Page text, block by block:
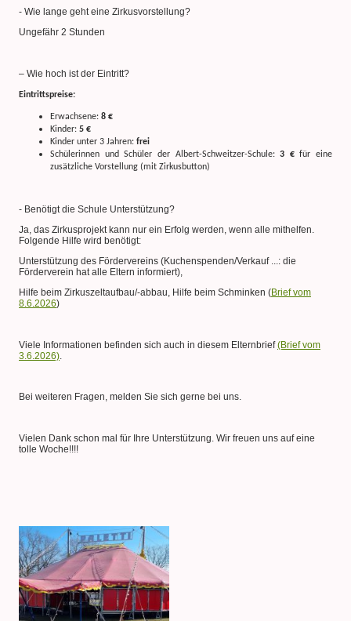
- Wie lange geht eine Zirkusvorstellung?
Ungefähr 2 Stunden
– Wie hoch ist der Eintritt?
Eintrittspreise:
Erwachsene: 8 €
Kinder: 5 €
Kinder unter 3 Jahren: frei
Schülerinnen und Schüler der Albert-Schweitzer-Schule:3 €für eine
zusätzliche Vorstellung (mit Zirkusbutton)
- Benötigt die Schule Unterstützung?
Ja, das Zirkusprojekt kann nur ein Erfolg werden, wenn alle mithelfen.
Folgende Hilfe wird benötigt:
Unterstützung des Fördervereins (Kuchenspenden/Verkauf ...: die
Förderverein hat alle Eltern informiert),
Hilfe beim Zirkuszeltaufbau/-abbau, Hilfe beim Schminken (Brief vom
8.6.2026)
Viele Informationen befinden sich auch in diesem Elternbrief(Brief vom
3.6.2026).
Bei weiteren Fragen, melden Sie sich gerne bei uns.
Vielen Dank schon mal für Ihre Unterstützung. Wir freuen uns auf eine
tolle Woche!!!!